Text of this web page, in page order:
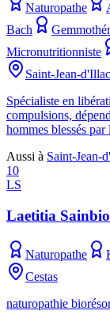
Naturopathe
Bach
Micronutritionniste
Saint-Jean-d'Illac
Spécialiste en
compulsions,
hommes blessés par
Aussi à Saint-Jean-
10
LS
Laetitia
Naturopathe
Cestas
naturopathie